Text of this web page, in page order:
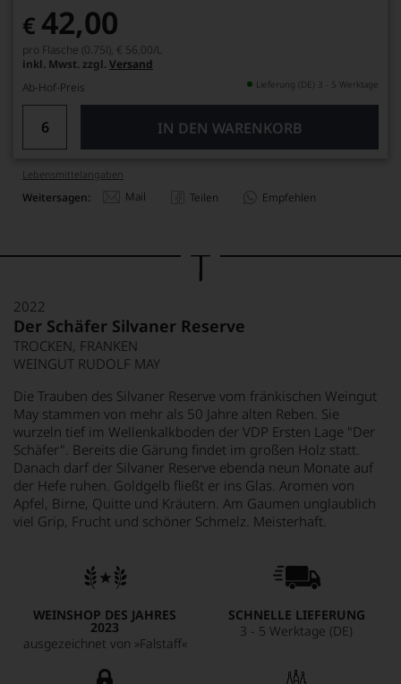
€ 42,00
pro Flasche (0.75l), € 56,00/L
inkl. Mwst. zzgl. Versand
Ab-Hof-Preis
Lieferung (DE) 3 - 5 Werktage
IN DEN WARENKORB
Lebensmittel­angaben
Weitersagen: Mail Teilen Empfehlen
2022
Der Schäfer Silvaner Reserve
TROCKEN, FRANKEN
WEINGUT RUDOLF MAY
Die Trauben des Silvaner Reserve vom fränkischen Weingut
May stammen von mehr als 50 Jahre alten Reben. Sie
wurzeln tief im Wellenkalkboden der VDP Ersten Lage "Der
Schäfer". Bereits die Gärung findet im großen Holz statt.
Danach darf der Silvaner Reserve ebenda neun Monate auf
der Hefe ruhen. Goldgelb fließt er ins Glas. Aromen von
Apfel, Birne, Quitte und Kräutern. Am Gaumen unglaublich
viel Grip, Frucht und schöner Schmelz. Meisterhaft.
WEINSHOP DES JAHRES
2023
ausgezeichnet von »Falstaff«
SCHNELLE LIEFERUNG
3 - 5 Werktage (DE)